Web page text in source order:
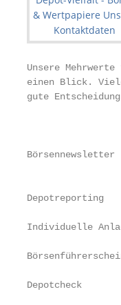
Unsere
einen Blick.
gute
Individuelle
Depotcheck